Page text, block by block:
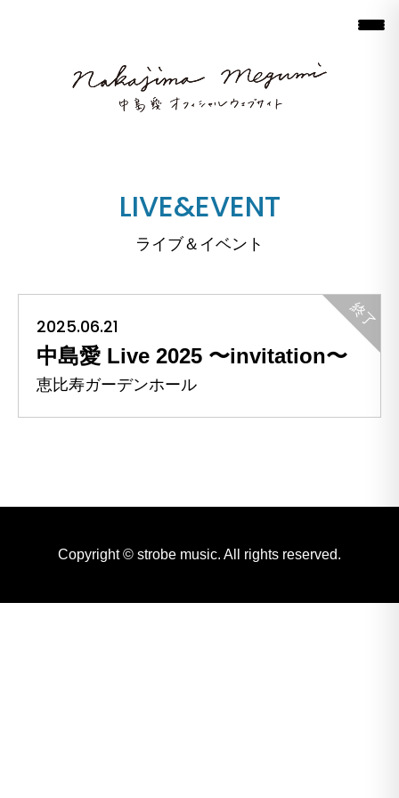
LIVE&EVENT
ライブ＆イベント
2025.06.21
中島愛 Live 2025 〜invitation〜
恵比寿ガーデンホール
Copyright © strobe music. All rights reserved.